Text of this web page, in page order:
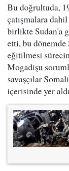
Bu doğrultuda,
çatışmalara
birlikte Sudan'a
etti, bu dönemde
eğitilmesi
Mogadişu
savaşçılar
içerisinde yer